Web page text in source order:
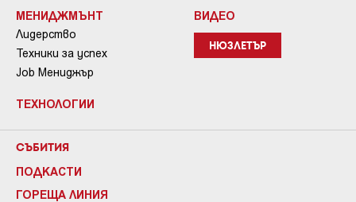
МЕНИДЖМЪНТ
Лидерство
Техники за успех
Job Мениджър
ТЕХНОЛОГИИ
ВИДЕО
НЮЗЛЕТЪР
СЪБИТИЯ
ПОДКАСТИ
ГОРЕЩА ЛИНИЯ